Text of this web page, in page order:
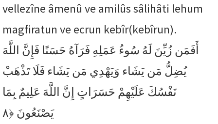
vellezîne âmenû ve amilûs sâlihâti lehum
magfiratun ve ecrun kebîr(kebîrun).
أَفَمَن زُيِّنَ لَهُ سُوءُ عَمَلِهِ فَرَآهُ حَسَنًا فَإِنَّ اللَّهَ
يُضِلُّ مَن يَشَاء وَيَهْدِي مَن يَشَاء فَلَا تَذْهَبْ
نَفْسُكَ عَلَيْهِمْ حَسَرَاتٍ إِنَّ اللَّهَ عَلِيمٌ بِمَا
يَصْنَعُونَ ﴿٨